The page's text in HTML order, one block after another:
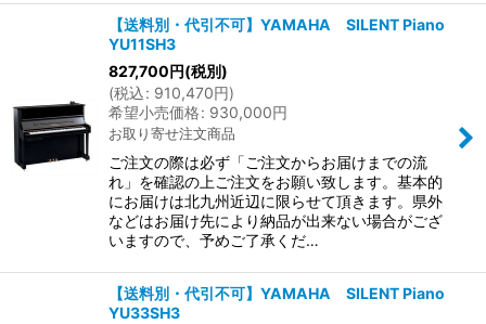
【送料別・代引不可】YAMAHA SILENT Piano
YU11SH3
827,700 円(税別)
(税込: 910,470円)
希望小売価格: 930,000円
お取り寄せ注文商品
ご注文の際は必ず「ご注文からお届けまでの流
れ」を確認の上ご注文をお願い致します。基本的
にお届けは北九州近辺に限らせて頂きます。県外
などはお届け先により納品が出来ない場合がござ
いますので、予めご了承くだ…
【送料別・代引不可】YAMAHA SILENT Piano
YU33SH3